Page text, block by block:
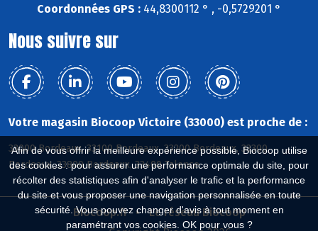
Afin de vous offrir la meilleure expérience possible, Biocoop utilise
des cookies : pour assurer une performance optimale du site, pour
récolter des statistiques afin d'analyser le trafic et la performance
du site et vous proposer une navigation personnalisée en toute
sécurité. Vous pouvez changer d'avis à tout moment en
paramétrant vos cookies. OK pour vous ?
Coordonnées GPS : 44,8300112 ° , -0,5729201 °
Nous suivre sur
Votre magasin Biocoop Victoire (33000) est proche de :
33000 Bordeaux, 33100 Bordeaux, 33200 Bordeaux, 33300
Bordeaux, 33800 Bordeaux, 33400 Talence
Biocoop.fr
Le réseau Biocoop